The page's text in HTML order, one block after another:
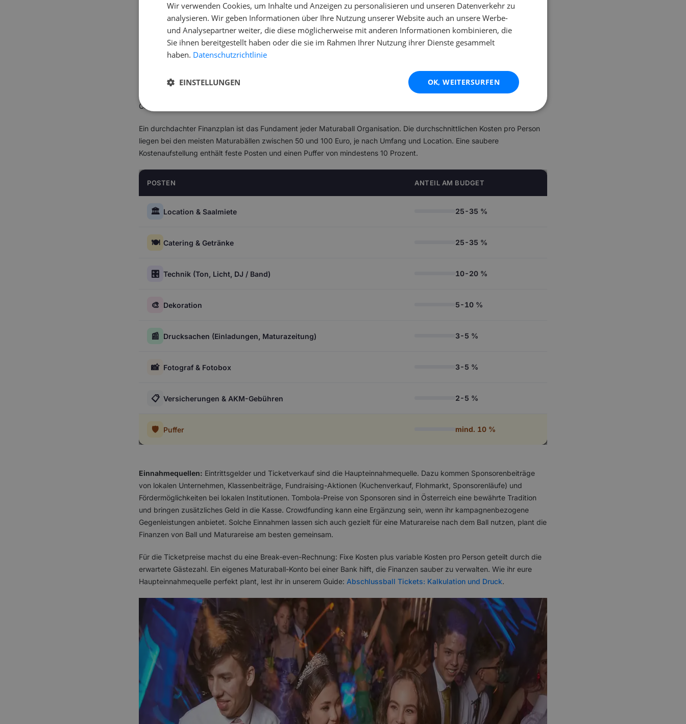
bilden und die Aufgabenverteilung klar regeln. Typische Ressorts sind Vorsitz (Gesamtkoordination), Finanzen und Kassier
(Budget, Ticketverkauf, Rechnungen), Location und Technik (Hallenmiete, Ton, Licht, Strom), Programm (Polonaise,
Mitternachtseinlage, Reden, DJ oder Band), PR und Kommunikation (Einladungen, Social Media, Werbung,
Maturazeitung), Sponsoring (lokale Unternehmen, Tombola-Preise) und Sicherheit (Einlass, Jugendschutz, Notfallplan).
Die Aufgabenverteilung sollte individuelle Stärken berücksichtigen. Externe Unterstützung durch Vertrauenslehrer,
erfahrene Eltern oder professionelle Dienstleister reduziert Risiken und Stress. Jeder im Team sollte wissen, wofür er
zuständig ist und welche Entscheidungen er treffen darf. Die Zusammenarbeit mit Experten für Technik, Dekoration oder
Catering ist besonders bei größeren Bällen hilfreich.
Ein durchdachter Finanzplan ist das Fundament jeder Maturaball Organisation. Die durchschnittlichen Kosten pro Person
liegen bei den meisten Maturabällen zwischen 50 und 100 Euro, je nach Umfang und Location. Eine saubere
Kostenaufstellung enthält feste Posten und einen Puffer von mindestens 10 Prozent.
POSTEN ANTEIL AM BUDGET
🏛️ Location & Saalmiete 25-35 %
🍽️ Catering & Getränke 25-35 %
🎛️ Technik (Ton, Licht, DJ / Band) 10-20 %
🎨 Dekoration 5-10 %
📰 Drucksachen (Einladungen, Maturazeitung) 3-5 %
📸 Fotograf & Fotobox 3-5 %
📋 Versicherungen & AKM-Gebühren 2-5 %
🛡️ Puffer mind. 10 %
Einnahmequellen: Eintrittsgelder und Ticketverkauf sind die Haupteinnahmequelle. Dazu kommen Sponsorenbeiträge
von lokalen Unternehmen, Klassenbeiträge, Fundraising-Aktionen (Kuchenverkauf, Flohmarkt, Sponsorenläufe) und
Fördermöglichkeiten bei lokalen Institutionen. Tombola-Preise von Sponsoren sind in Österreich eine bewährte Tradition
und bringen zusätzliches Geld in die Kasse. Crowdfunding kann eine Ergänzung sein, wenn ihr kampagnenbezogene
Gegenleistungen anbietet. Solche Einnahmen lassen sich auch gezielt für eine Maturareise nach dem Ball nutzen, plant die
Finanzen von Ball und Maturareise am besten gemeinsam.
Für die Ticketpreise machst du eine Break-even-Rechnung: Fixe Kosten plus variable Kosten pro Person geteilt durch die
erwartete Gästezahl. Ein eigenes Maturaball-Konto bei einer Bank hilft, die Finanzen sauber zu verwalten. Wie ihr eure
Haupteinnahmequelle perfekt plant, lest ihr in unserem Guide: Abschlussball Tickets: Kalkulation und Druck.
Wir verwenden Cookies, um Inhalte und Anzeigen zu personalisieren und unseren Datenverkehr zu
analysieren. Wir geben Informationen über Ihre Nutzung unserer Website auch an unsere Werbe-
und Analysepartner weiter, die diese möglicherweise mit anderen Informationen kombinieren, die
Sie ihnen bereitgestellt haben oder die sie im Rahmen Ihrer Nutzung ihrer Dienste gesammelt
haben. Datenschutzrichtlinie
OK, WEITERSURFEN
EINSTELLUNGEN